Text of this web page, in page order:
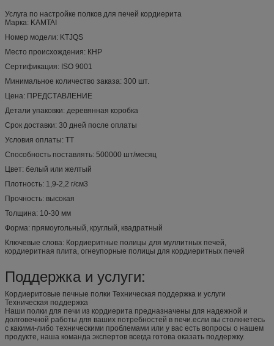
Услуга по настройке полков для печей кордиерита
Марка: KAMTAI
Номер модели: KTJQS
Место происхождения: КНР
Сертификация: ISO 9001
Минимальное количество заказа: 300 шт.
Цена: ПРЕДСТАВЛЕНИЕ
Детали упаковки: деревянная коробка
Срок доставки: 30 дней после оплаты
Условия оплаты: TT
Способность поставлять: 500000 шт/месяц
Цвет: белый или желтый
Плотность: 1,9-2,2 г/см3
Прочность: высокая
Толщина: 10-30 мм
Форма: прямоугольный, круглый, квадратный
Ключевые слова: Кордиеритные полицы для муллитных печей,
кордиеритная плита, огнеупорные полицы для кордиеритных печей
Поддержка и услуги:
Кордиеритовые печные полки Техническая поддержка и услуги
Техническая поддержка
Наши полки для печи из кордиерита предназначены для надежной и
долговечной работы для ваших потребностей в печи.если вы столкнетесь
с какими-либо техническими проблемами или у вас есть вопросы о нашем
продукте, наша команда экспертов всегда готова оказать поддержку.